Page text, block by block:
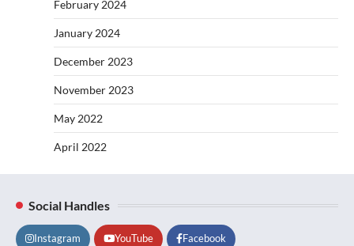
February 2024
January 2024
December 2023
November 2023
May 2022
April 2022
Social Handles
Instagram YouTube Facebook